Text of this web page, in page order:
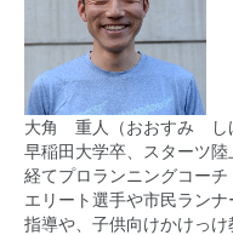
大角 重人（おおすみ し
早稲田大学卒、スターツ
経てプロランニングコーチ
エリート選手や市民ラン
指導や、子供向けかけっけ